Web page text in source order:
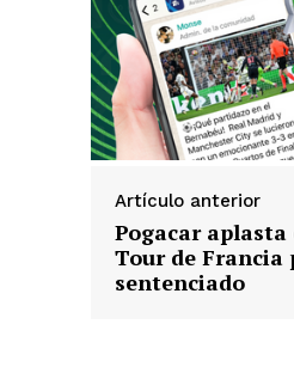
Artículo anterior
Pogacar
Tour de
sentenciado